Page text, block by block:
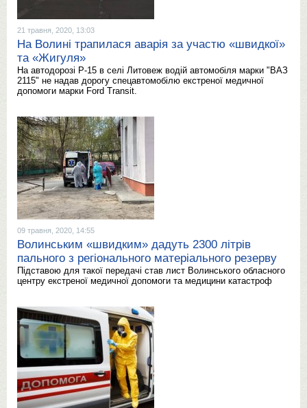
21 травня, 2020, 13:03
На Волині трапилася аварія за участю «швидкої»
та «Жигуля»
На автодорозі Р-15 в селі Литовеж водій автомобіля марки "ВАЗ
2115" не надав дорогу спецавтомобілю екстреної медичної
допомоги марки Ford Transit.
09 травня, 2020, 14:55
Волинським «швидким» дадуть 2300 літрів
пального з регіонального матеріального резерву
Підставою для такої передачі став лист Волинського обласного
центру екстреної медичної допомоги та медицини катастроф